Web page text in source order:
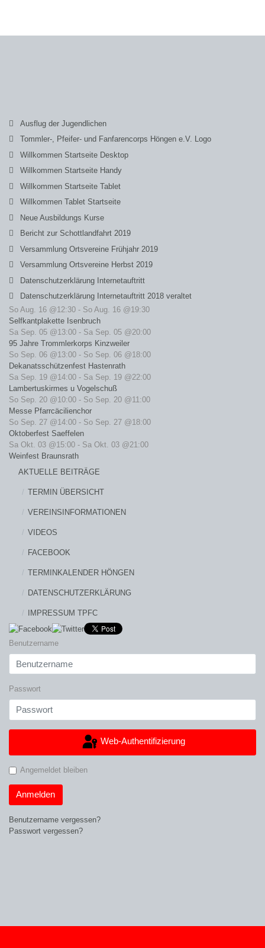
Ausflug der Jugendlichen
Tommler-, Pfeifer- und Fanfarencorps Höngen e.V. Logo
Willkommen Startseite Desktop
Willkommen Startseite Handy
Willkommen Startseite Tablet
Willkommen Tablet Startseite
Neue Ausbildungs Kurse
Bericht zur Schottlandfahrt 2019
Versammlung Ortsvereine Frühjahr 2019
Versammlung Ortsvereine Herbst 2019
Datenschutzerklärung Internetauftritt
Datenschutzerklärung Internetauftritt 2018 veraltet
So Aug. 16 @12:30 - So Aug. 16 @19:30
Selfkantplakette Isenbruch
Sa Sep. 05 @13:00 - Sa Sep. 05 @20:00
95 Jahre Trommlerkorps Kinzweiler
So Sep. 06 @13:00 - So Sep. 06 @18:00
Dekanatsschützenfest Hastenrath
Sa Sep. 19 @14:00 - Sa Sep. 19 @22:00
Lambertuskirmes u Vogelschuß
So Sep. 20 @10:00 - So Sep. 20 @11:00
Messe Pfarrcäcilienchor
So Sep. 27 @14:00 - So Sep. 27 @18:00
Oktoberfest Saeffelen
Sa Okt. 03 @15:00 - Sa Okt. 03 @21:00
Weinfest Braunsrath
AKTUELLE BEITRÄGE
TERMIN ÜBERSICHT
VEREINSINFORMATIONEN
VIDEOS
FACEBOOK
TERMINKALENDER HÖNGEN
DATENSCHUTZERKLÄRUNG
IMPRESSUM TPFC
Benutzername
Passwort
Web-Authentifizierung
Angemeldet bleiben
Anmelden
Benutzername vergessen?
Passwort vergessen?